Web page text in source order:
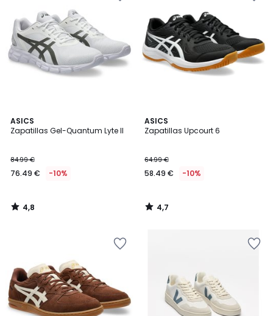
ASICS
Zapatillas Gel-Quantum Lyte II
84.99 €
76.49 € -10%
4,8
/ 5
4,8
/
ASICS
Zapatillas Upcourt 6
64.99 €
58.49 € -10%
4,7
/ 5
4,7
/